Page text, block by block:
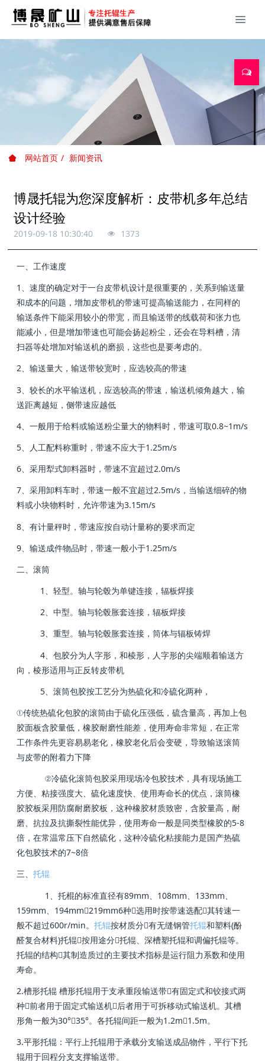
网站首页 新闻资讯
博晟托辊为您深度解析：皮带机多年总结
设计经验
2019-09-18 10:30:40 1373
一、工作速度
1、速度的确定对于一台皮带机设计是很重要的，关系到输送量
和成本的问题，增加皮带机的带速可提高输送能力，在同样的
输送条件下能采用较小的带宽，而且输送带的线载荷和张力也
能减小，但是增加带速也可能会扬起粉尘，还会在导料槽，清
扫器等处增加对输送机的磨损，这些也是要考虑的。
2、输送量大，输送带较宽时，应选较高的带速
3、较长的水平输送机，应选较高的带速，输送机倾角越大，输
送距离越短，侧带速应越低
4、一般用于给料或输送粉尘量大的物料时，带速可取0.8~1m/s
5、人工配料称重时，带速不应大于1.25m/s
6、采用犁式卸料器时，带速不宜超过2.0m/s
7、采用卸料车时，带速一般不宜超过2.5m/s，当输送细碎的物
料或小块物料时，允许带速为3.15m/s
8、有计量秤时，带速应按自动计量称的要求而定
9、输送成件物品时，带速一般小于1.25m/s
二、滚筒
1、轻型。轴与轮毂为单键连接，辐板焊接
2、中型。轴与轮毂胀套连接，辐板焊接
3、重型。轴与轮毂胀套连接，筒体与辐板铸焊
4、包胶分为人字形，和棱形，人字形的尖端顺着输送方
向，棱形适用与正反转皮带机
5、滚筒包胶按工艺分为热硫化和冷硫化两种，
①传统热硫化包胶的滚筒由于硫化压强低，硫含量高，再加上包
胶面板含胶量低，橡胶耐磨性能差，使用寿命非常短，在正常
工作条件先更容易易老化，橡胶老化后会变硬，导致输送滚筒
与皮带的附着力下降
②冷硫化滚筒包胶采用现场冷包胶技术，具有现场施工
方便、粘接强度大、硫化速度快、使用寿命长的优点，滚筒橡
胶胶板采用防腐耐磨胶板，这种橡胶材质致密，含胶量高，耐
磨、抗拉及抗撕裂性能优异，使用寿命一般是同类型橡胶的5-8
倍，在常温常压下自然硫化，这种冷硫化粘接能力是国产热硫
化包胶技术的7~8倍
三、托辊
1、托棍的标准直径有89mm、108mm、133mm、
159mm、194mm219mm6种选用时按带速选配其转速一
般不超过600r/min。托辊按材质分有无缝钢管托辊和塑料(酚
醛复合材料)托辊按用途分托辊、深槽塑托辊和调偏托辊等。
托辊的结构其制造质过的主要技术指标是运行阻力系数和使用
寿命。
2.槽形托辊 槽形托辊用于支承重段输送带有固定式和铰接式两
种前者用于固定式输送机后者用于可拆移动式输送机。其槽
形角一般为30°35°。各托辊间距一般为1.2m1.5m。
3.平形托辊：平行上托辊用于承载分支输送成品物件，平行下托
辊用于回程分支支撑输送带。